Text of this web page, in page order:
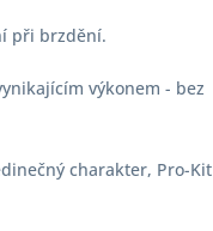
při brzdění.
výkonem - bez
charakter, Pro-Kit